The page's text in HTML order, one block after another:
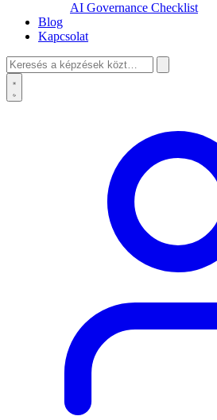
AI Governance Checklist
Blog
Kapcsolat